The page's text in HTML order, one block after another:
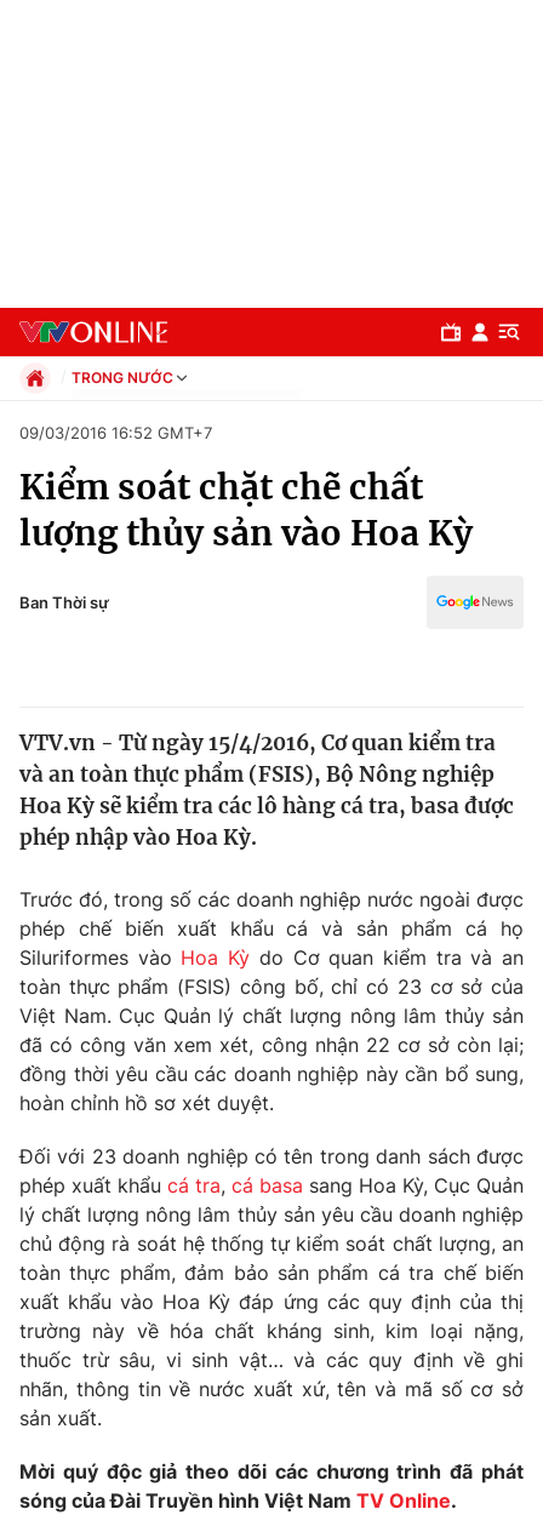
Chuyên mục
Chính trị
Y tế
Thế giới
Thế giới đó đây
Câu chuyện quốc tế
Kinh tế
Tài chính
Thị trường
Góc doanh nghiệp
Dữ liệu và đời sống
Truyền hình
Phim VTV
Hậu trường
Nhân vật
Khán giả
Giải sao mai
Giải trí
Điện ảnh
Âm nhạc
Sao
Đời sống
Du lịch
Làm đẹp
Chất lượng cuộc sống
Giáo dục
Tuyển sinh
Học trực tuyến
Công nghệ
Hitech Công nghệ tương lai
Sản phẩm
Thị trường
Tư vấn
Giao lưu trực tuyến
Lịch phát sóng
TRONG NƯỚC
Xã hội
Pháp luật
Thể thao
Văn hóa - Giải trí
Giáo dục
09/03/2016 16:52 GMT+7
Kiểm soát chặt chẽ chất
lượng thủy sản vào Hoa Kỳ
Ban Thời sự
VTV.vn - Từ ngày 15/4/2016, Cơ quan kiểm tra
và an toàn thực phẩm (FSIS), Bộ Nông nghiệp
Hoa Kỳ sẽ kiểm tra các lô hàng cá tra, basa được
phép nhập vào Hoa Kỳ.
Trước đó, trong số các doanh nghiệp nước ngoài được
phép chế biến xuất khẩu cá và sản phẩm cá họ
Siluriformes vào Hoa Kỳ do Cơ quan kiểm tra và an
toàn thực phẩm (FSIS) công bố, chỉ có 23 cơ sở của
Việt Nam. Cục Quản lý chất lượng nông lâm thủy sản
đã có công văn xem xét, công nhận 22 cơ sở còn lại;
đồng thời yêu cầu các doanh nghiệp này cần bổ sung,
hoàn chỉnh hồ sơ xét duyệt.
Đối với 23 doanh nghiệp có tên trong danh sách được
phép xuất khẩu cá tra, cá basa sang Hoa Kỳ, Cục Quản
lý chất lượng nông lâm thủy sản yêu cầu doanh nghiệp
chủ động rà soát hệ thống tự kiểm soát chất lượng, an
toàn thực phẩm, đảm bảo sản phẩm cá tra chế biến
xuất khẩu vào Hoa Kỳ đáp ứng các quy định của thị
trường này về hóa chất kháng sinh, kim loại nặng,
thuốc trừ sâu, vi sinh vật… và các quy định về ghi
nhãn, thông tin về nước xuất xứ, tên và mã số cơ sở
sản xuất.
Mời quý độc giả theo dõi các chương trình đã phát
sóng của Đài Truyền hình Việt Nam TV Online.